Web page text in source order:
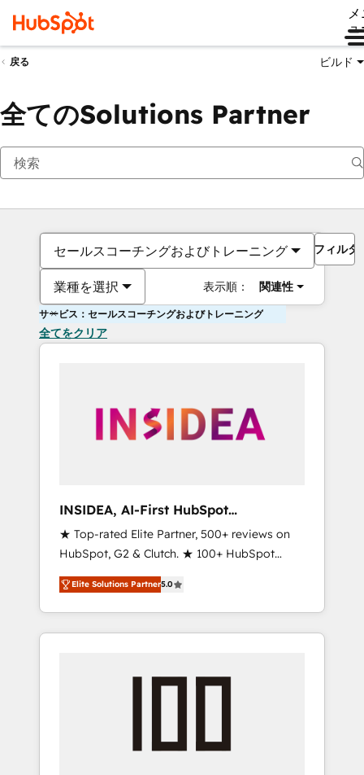
ュ
戻る ビルド
全てのSolutions Partner
セールスコーチングおよびトレーニング
業種を選択 表示順： 関連性
フィルタ
サービス：セールスコーチングおよびトレーニング
全てをクリア
INSIDEA, AI-First HubSpot
Onboarding & RevOps
★ Top-rated Elite Partner, 500+ reviews on
HubSpot, G2 & Clutch. ★ 100+ HubSpot
Certified Experts & Trainers across the team
★ 1,500+ implementations across five
continents ★ AI-First, RevOps-led,
Onboarding obsessed ★ Company of the
engine. We onboard your team, migrate your
Elite Solutions Partner5.0